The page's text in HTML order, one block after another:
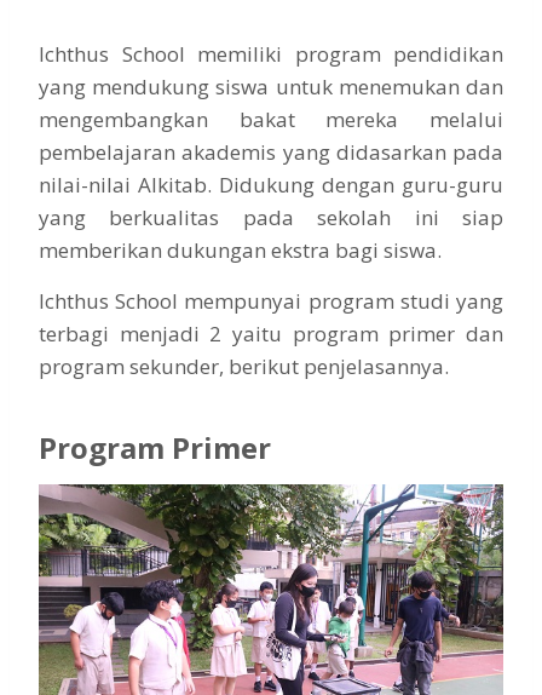
Ichthus School memiliki program pendidikan
yang mendukung siswa untuk menemukan dan
mengembangkan bakat mereka melalui
pembelajaran akademis yang didasarkan pada
nilai-nilai Alkitab. Didukung dengan guru-guru
yang berkualitas pada sekolah ini siap
memberikan dukungan ekstra bagi siswa.
Ichthus School mempunyai program studi yang
terbagi menjadi 2 yaitu program primer dan
program sekunder, berikut penjelasannya.
Program Primer